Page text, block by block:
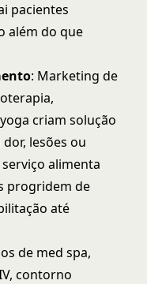
pacientes
além do que
: Marketing de
criam solução
lesões ou
alimenta
progridem de
até
de med spa,
contorno